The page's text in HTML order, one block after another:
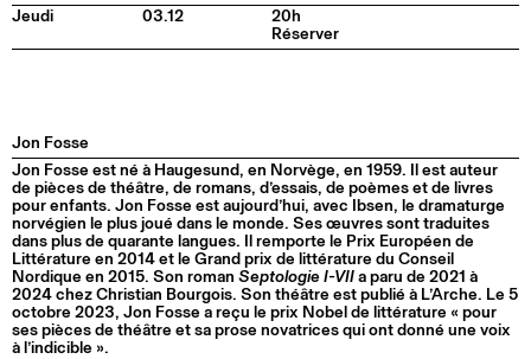
Jeudi
03.12
20h
Réserver
Jon Fosse
Jon Fosse est né à Haugesund, en Norvège, en 1959. Il est auteur
de pièces de théâtre, de romans, d’essais, de poèmes et de livres
pour enfants. Jon Fosse est aujourd’hui, avec Ibsen, le dramaturge
norvégien le plus joué dans le monde. Ses œuvres sont traduites
dans plus de quarante langues. Il remporte le Prix Européen de
Littérature en 2014 et le Grand prix de littérature du Conseil
Nordique en 2015. Son roman Septologie I-VII a paru de 2021 à
2024 chez Christian Bourgois. Son théâtre est publié à L’Arche. Le 5
octobre 2023, Jon Fosse a reçu le prix Nobel de littérature « pour
ses pièces de théâtre et sa prose novatrices qui ont donné une voix
à l’indicible ».